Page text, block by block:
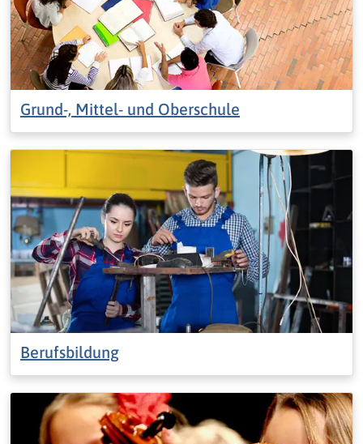
Grund-, Mittel- und Oberschule
Berufsbildung